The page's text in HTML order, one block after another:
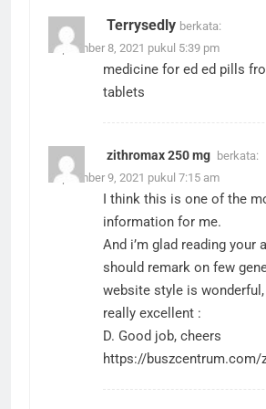
Terrysedly berkata:
September 8, 2021 pukul 5:39 pm
medicine for ed ed pills
tablets
zithromax 250 mg berkata:
September 9, 2021 pukul 7:15 am
I think this is one of the
information for me.
And i’m glad reading your
should remark on few
website style is
really excellent :
D. Good job, cheers
https://buszcentrum.com/